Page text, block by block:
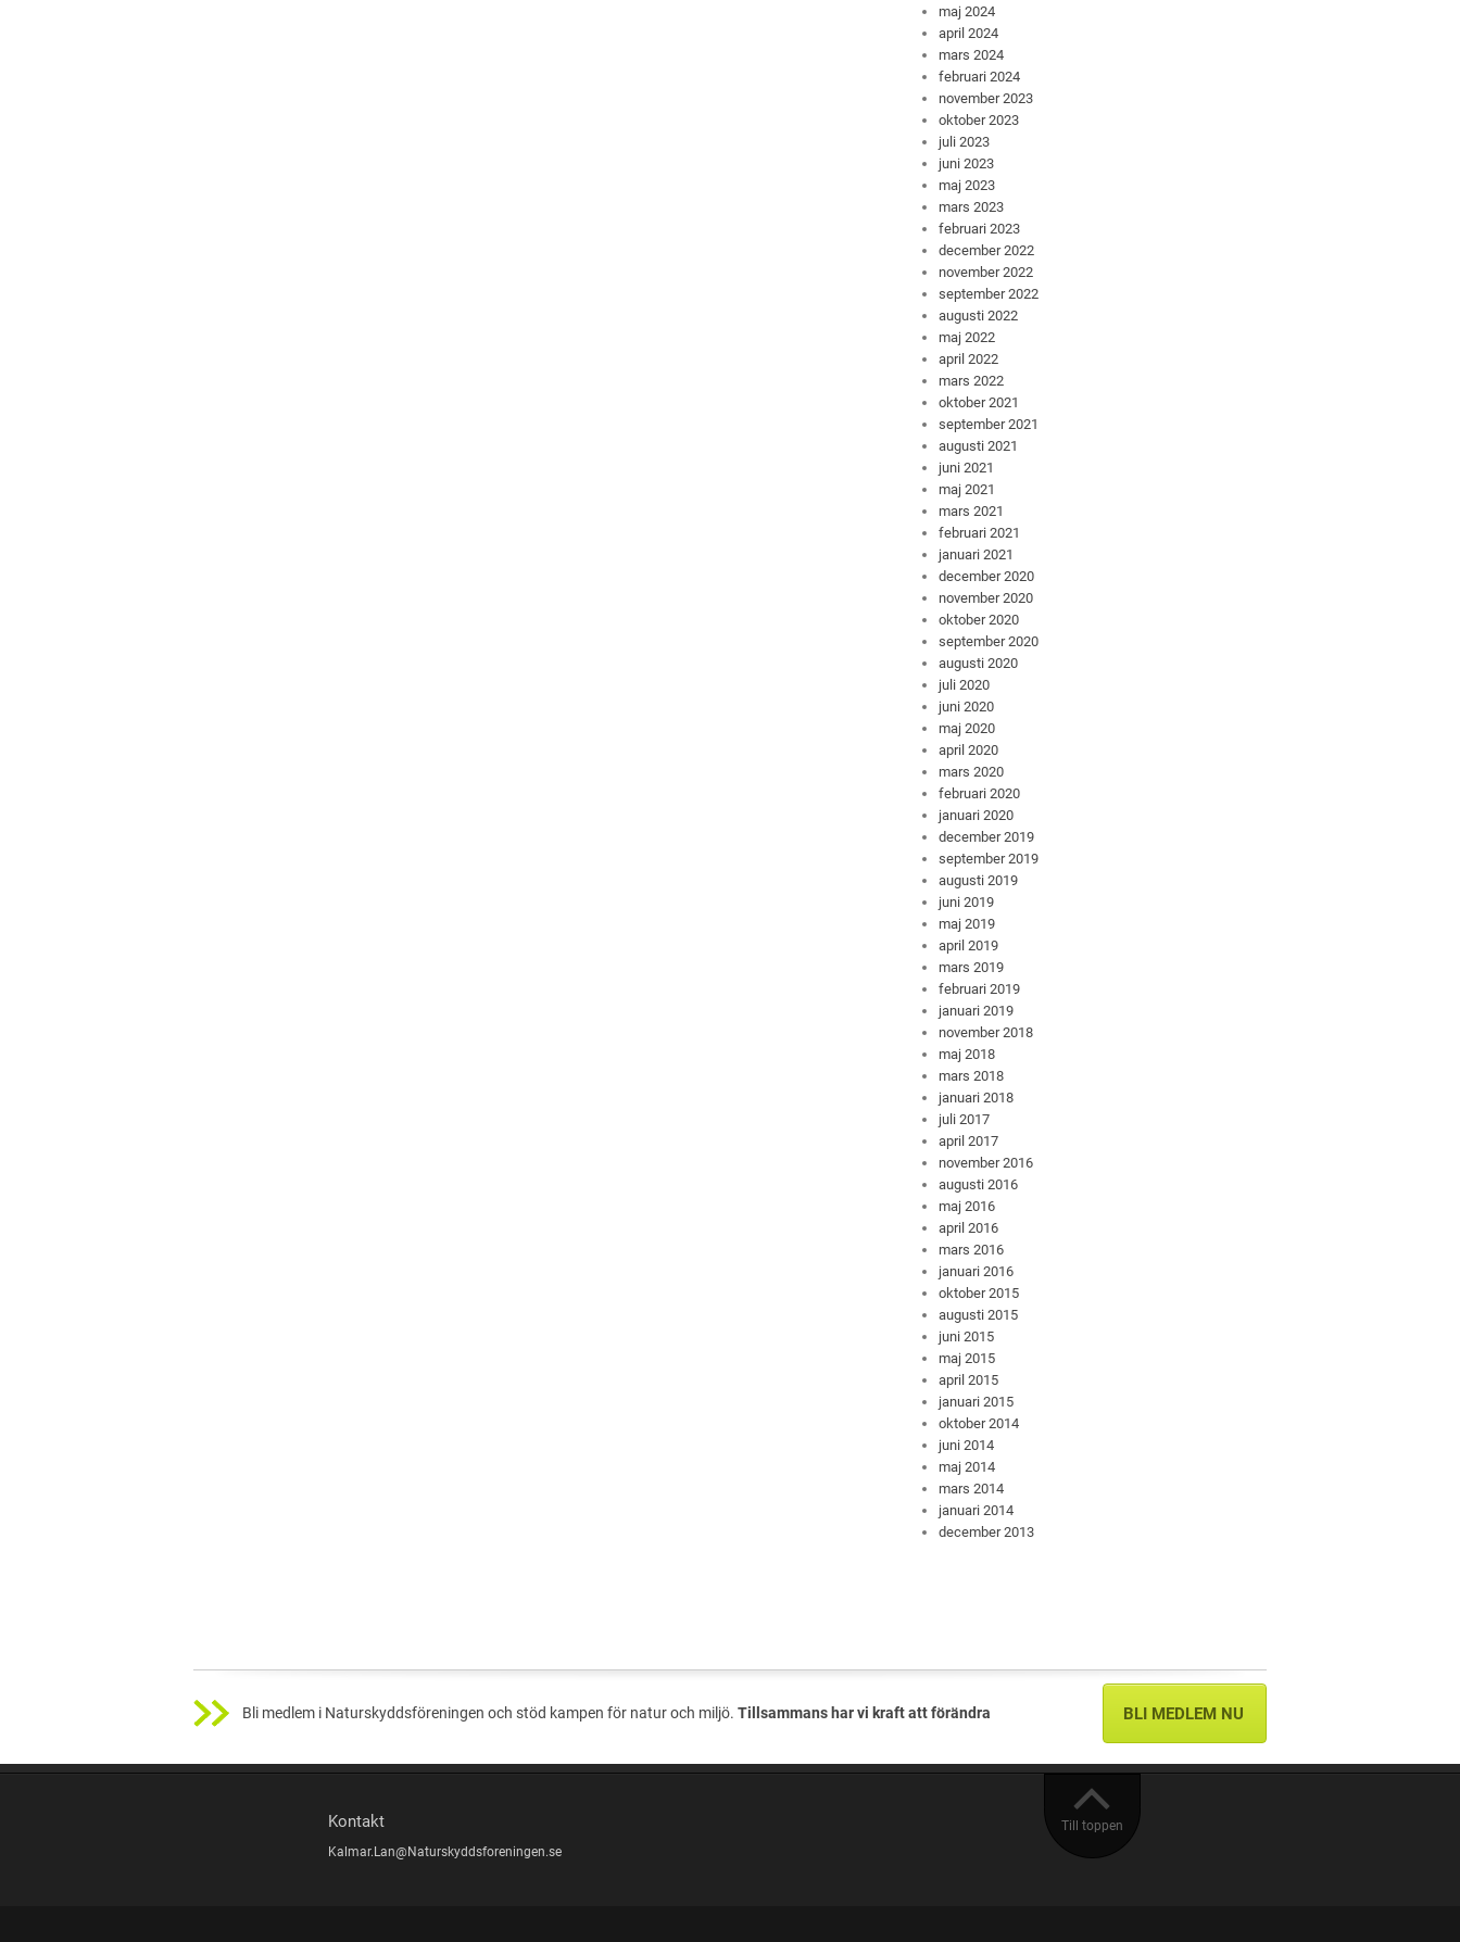
maj 2024
april 2024
mars 2024
februari 2024
november 2023
oktober 2023
juli 2023
juni 2023
maj 2023
mars 2023
februari 2023
december 2022
november 2022
september 2022
augusti 2022
maj 2022
april 2022
mars 2022
oktober 2021
september 2021
augusti 2021
juni 2021
maj 2021
mars 2021
februari 2021
januari 2021
december 2020
november 2020
oktober 2020
september 2020
augusti 2020
juli 2020
juni 2020
maj 2020
april 2020
mars 2020
februari 2020
januari 2020
december 2019
september 2019
augusti 2019
juni 2019
maj 2019
april 2019
mars 2019
februari 2019
januari 2019
november 2018
maj 2018
mars 2018
januari 2018
juli 2017
april 2017
november 2016
augusti 2016
maj 2016
april 2016
mars 2016
januari 2016
oktober 2015
augusti 2015
juni 2015
maj 2015
april 2015
januari 2015
oktober 2014
juni 2014
maj 2014
mars 2014
januari 2014
december 2013
Bli medlem i Naturskyddsföreningen och stöd kampen för natur och miljö. Tillsammans har vi kraft att förändra BLI MEDLEM NU
Till toppen
Kontakt
Kalmar.Lan@Naturskyddsforeningen.se